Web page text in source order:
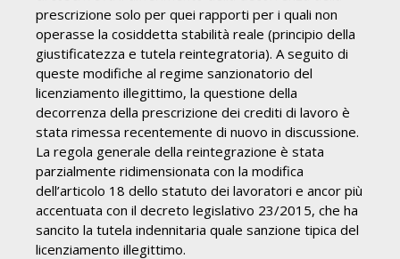
prescrizione solo per quei rapporti per i quali non
operasse la cosiddetta stabilità reale (principio della
giustificatezza e tutela reintegratoria). A seguito di
queste modifiche al regime sanzionatorio del
licenziamento illegittimo, la questione della
decorrenza della prescrizione dei crediti di lavoro è
stata rimessa recentemente di nuovo in discussione.
La regola generale della reintegrazione è stata
parzialmente ridimensionata con la modifica
dell’articolo 18 dello statuto dei lavoratori e ancor più
accentuata con il decreto legislativo 23/2015, che ha
sancito la tutela indennitaria quale sanzione tipica del
licenziamento illegittimo.